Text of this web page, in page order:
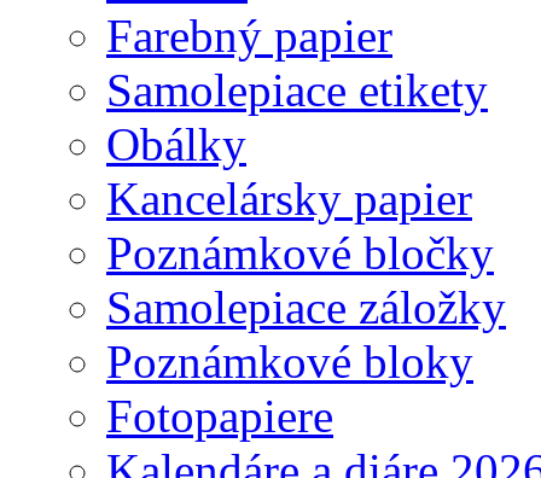
Farebný papier
Samolepiace etikety
Obálky
Kancelársky papier
Poznámkové bločky
Samolepiace záložky
Poznámkové bloky
Fotopapiere